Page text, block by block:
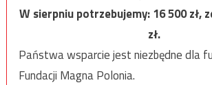
W sierpniu potrzebujemy:16 500zł,
zł.
Państwa wsparcie jest niezbędne dla
Fundacji Magna Polonia.